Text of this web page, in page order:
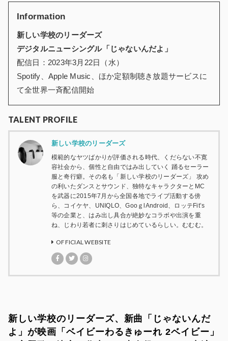
Information
新しい学校のリーダーズ
デジタルニューシングル「じゃないんだよ」
配信日：2023年3月22日（水）
Spotify、Apple Music、ほか定額制聴き放題サービスに
て全世界一斉配信開始
TALENT PROFILE
新しい学校のリーダーズ
模範的なヤツばかりが評価される時代、くだらない不寛
容社会から、個性と自由ではみ出していく 踊るセーラー
服と奇行癖。その名も「新しい学校のリーダーズ」 攻め
の利いたダンスとサウンド、独特なキャラクターとMC
を武器に2015年7月から全国各地でライブ活動する傍
ら、コイケヤ、UNIQLO、GooｇlAndroid、ロッテFit’s
等の企業と、はみ出し具合が絶妙なコラボや出演を重
ね、じわり若者に刺さりはじめているらしい。むむむ。
OFFICIAL WEBSITE
新しい学校のリーダーズ、新曲「じゃないんだ
よ」が映画「ベイビーわるきゅーれ 2ベイビー」